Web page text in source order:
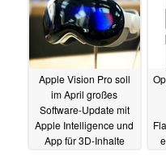
Apple Vision Pro soll
im April großes
Software-Update mit
Apple Intelligence und
App für 3D-Inhalte